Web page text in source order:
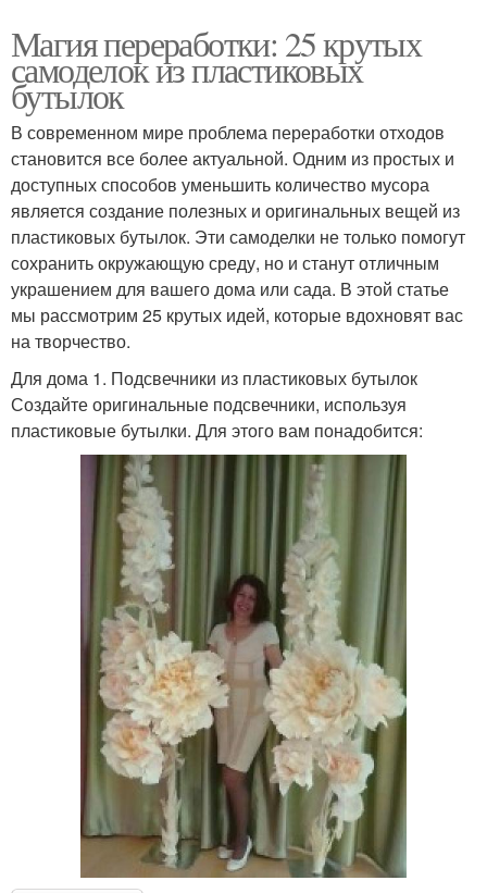
Магия переработки: 25 крутых
самоделок из пластиковых
бутылок
В современном мире проблема переработки отходов
становится все более актуальной. Одним из простых и
доступных способов уменьшить количество мусора
является создание полезных и оригинальных вещей из
пластиковых бутылок. Эти самоделки не только помогут
сохранить окружающую среду, но и станут отличным
украшением для вашего дома или сада. В этой статье
мы рассмотрим 25 крутых идей, которые вдохновят вас
на творчество.
Для дома 1. Подсвечники из пластиковых бутылок
Создайте оригинальные подсвечники, используя
пластиковые бутылки. Для этого вам понадобится: